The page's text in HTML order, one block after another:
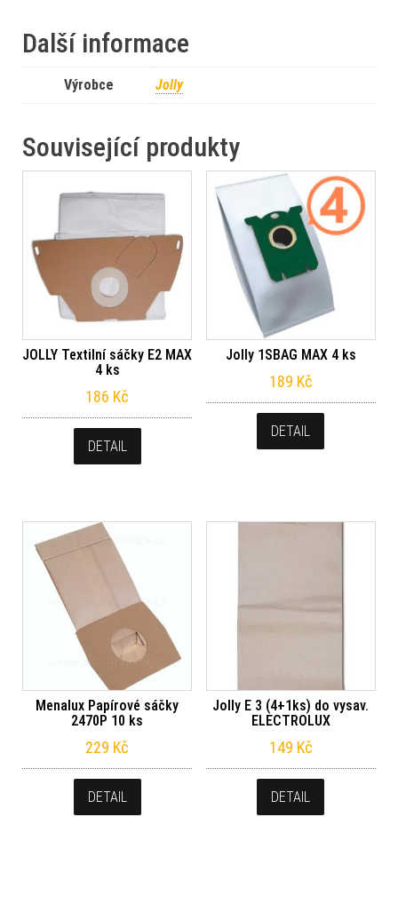
Další informace
Výrobce Jolly
Související produkty
JOLLY Textilní sáčky E2 MAX
4 ks
186 Kč
DETAIL
Jolly 1SBAG MAX 4 ks
189 Kč
DETAIL
Menalux Papírové sáčky
2470P 10 ks
229 Kč
DETAIL
Jolly E 3 (4+1ks) do vysav.
ELECTROLUX
149 Kč
DETAIL